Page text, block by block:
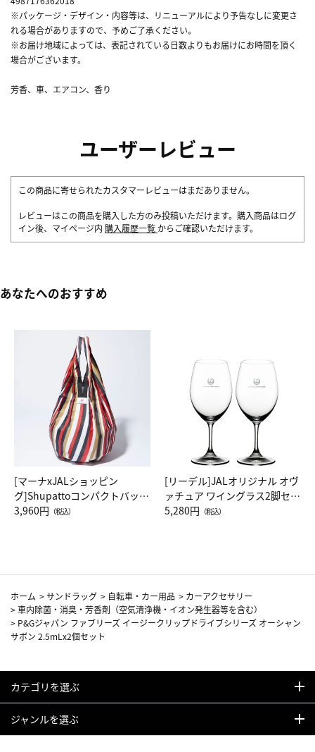
※パッケージ・デザイン・内容等は、リニューアルにより予告なしに変更さ
れる場合がありますので、予めご了承ください。
※お届け地域によっては、表記されている日数よりもお届けにお時間を頂く
場合がございます。
芳香、車、エアコン、香り
ユーザーレビュー
この商品に寄せられたカスタマーレビューはまだありません。
レビューはこの商品を購入した方のみ投稿いただけます。購入商品はログ
イン後、マイページ内 購入履歴一覧 からご確認いただけます。
あなたへのおすすめ
[マーナxJALショッピン
グ]Shupattoコンパクトバッグ
Drop JAL客室乗務員（LC）ス
3,960円 （税込）
[リーデル]JALオリジナル オヴ
ァチュア ワイングラス2脚セッ
ト（レッドワイン）
5,280円 （税込）
ホーム >サンドラッグ > 自転車・カー用品 > カーアクセサリー
>車内除菌・消臭・芳香剤（空気清浄機・イオン発生器等を含む）
> P&Gジャパン ファブリーズ イージークリップドライブシリーズ オーシャン
サボン 2.5mLx2個セット
カテゴリを選ぶ
ジャンルを選ぶ